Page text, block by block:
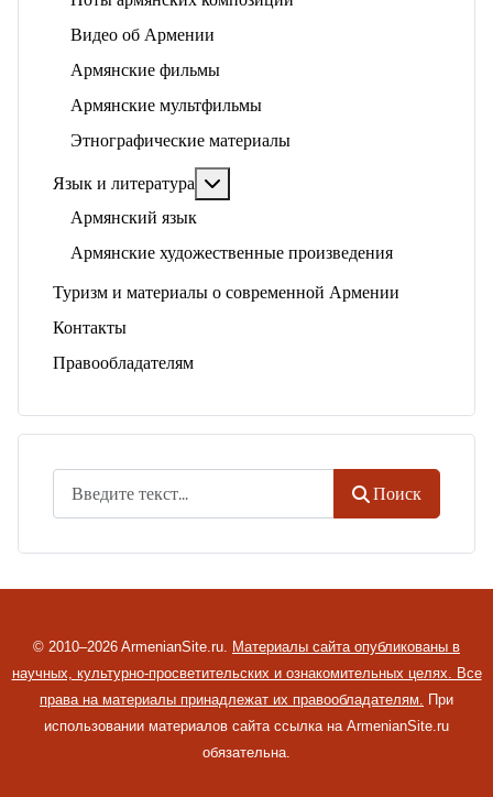
Видео об Армении
Армянские фильмы
Армянские мультфильмы
Этнографические материалы
Язык и литература
Армянский язык
Армянские художественные произведения
Туризм и материалы о современной Армении
Контакты
Правообладателям
Поиск
© 2010–2026 ArmenianSite.ru. Материалы сайта опубликованы в
научных, культурно-просветительских и ознакомительных целях. Все
права на материалы принадлежат их правообладателям. При
использовании материалов сайта ссылка на ArmenianSite.ru
обязательна.